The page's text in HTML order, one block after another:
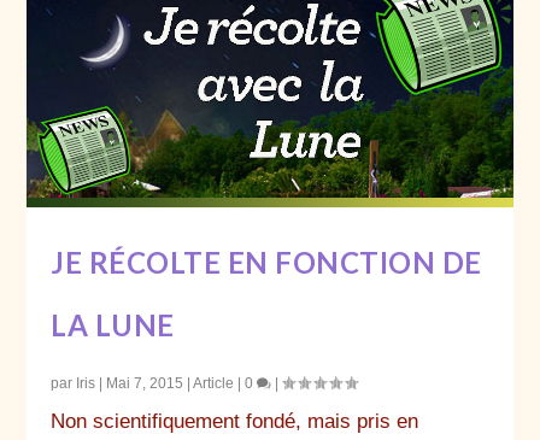
JE RÉCOLTE EN FONCTION DE
LA LUNE
par Iris | Mai 7, 2015 |Article |0 |
Non scientifiquement fondé, mais pris en